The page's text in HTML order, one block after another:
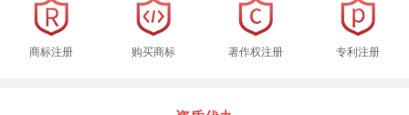
商标注册 购买商标 著作权注册 专利注册